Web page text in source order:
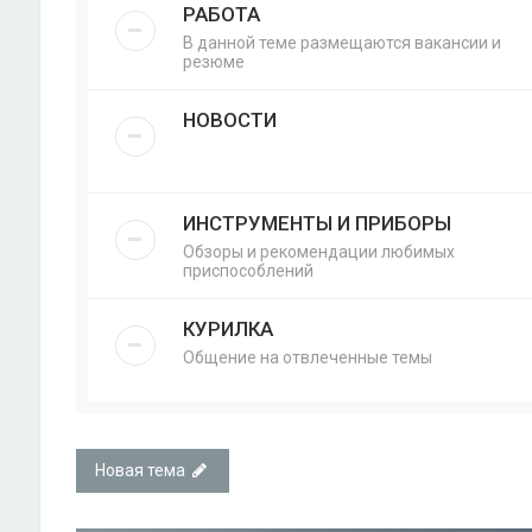
РАБОТА
В данной теме размещаются вакансии и
резюме
НОВОСТИ
ИНСТРУМЕНТЫ И ПРИБОРЫ
Обзоры и рекомендации любимых
приспособлений
КУРИЛКА
Общение на отвлеченные темы
Новая тема